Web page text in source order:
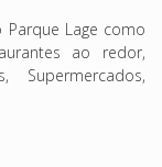
Lage como
ao redor,
Supermercados,